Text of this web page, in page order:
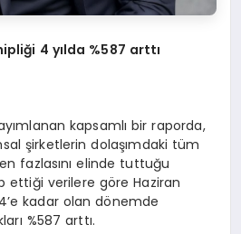
4 yılda %587 arttı
kapsamlı bir raporda,
şirketlerin dolaşımdaki tüm
fazlasını elinde tuttuğu
ettiği verilere göre Haziran
kadar olan dönemde
%587 arttı.